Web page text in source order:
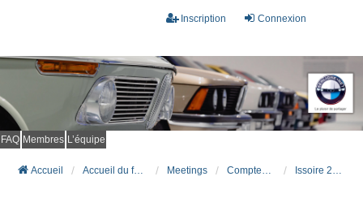
Connexion
Inscription
FAQ Membres L’équipe
Accueil Accueil du forum Meetings Comptes rendus de meetings Issoire 2006